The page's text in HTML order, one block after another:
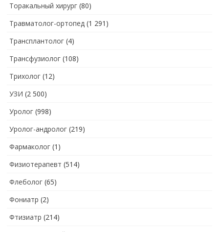
Торакальный хирург (80)
Травматолог-ортопед (1 291)
Трансплантолог (4)
Трансфузиолог (108)
Трихолог (12)
УЗИ (2 500)
Уролог (998)
Уролог-андролог (219)
Фармаколог (1)
Физиотерапевт (514)
Флеболог (65)
Фониатр (2)
Фтизиатр (214)